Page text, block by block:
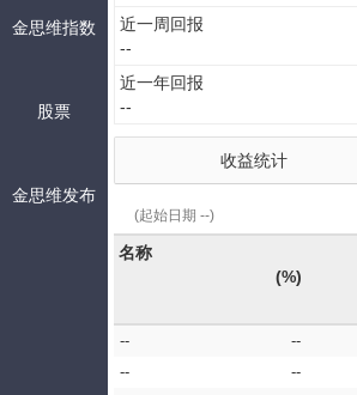
金思维指数
股票
金思维发布
近一周回报
--
近一年回报
--
收益统计
(起始日期 --)
名称
(%)
-- --
--
--